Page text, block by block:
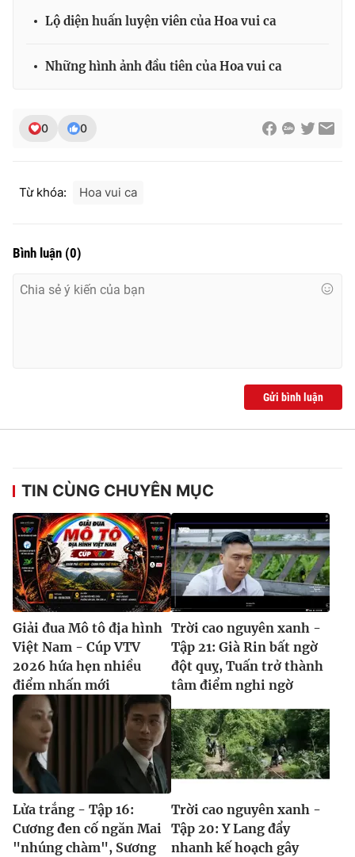
Lộ diện huấn luyện viên của Hoa vui ca
Những hình ảnh đầu tiên của Hoa vui ca
0 0
Từ khóa: Hoa vui ca
Bình luận (0)
Gửi bình luận
TIN CÙNG CHUYÊN MỤC
Giải đua Mô tô địa hình
Việt Nam - Cúp VTV
2026 hứa hẹn nhiều
điểm nhấn mới
Trời cao nguyên xanh -
Tập 21: Già Rin bất ngờ
đột quỵ, Tuấn trở thành
tâm điểm nghi ngờ
Lửa trắng - Tập 16:
Cương đen cố ngăn Mai
"nhúng chàm", Sương
Trời cao nguyên xanh -
Tập 20: Y Lang đẩy
nhanh kế hoạch gây